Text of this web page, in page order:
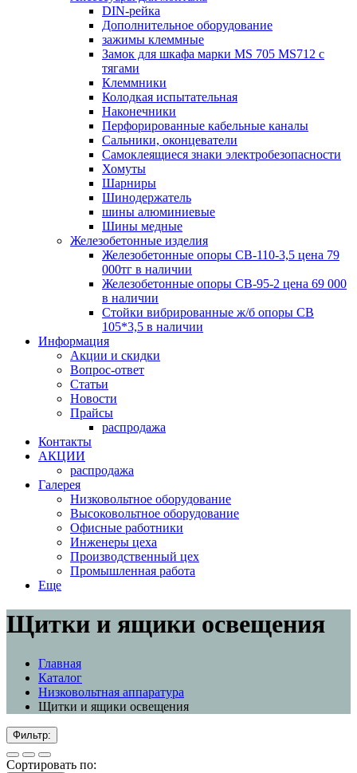
DIN-рейка
Дополнительное оборудование
зажимы клеммные
Замок для шкафа марки MS 705 MS712 с
тягами
Клеммники
Колодкая испытательная
Наконечники
Перфорированные кабельные каналы
Сальники, оконцеватели
Самоклеящиеся знаки электробезопасности
Хомуты
Шарниры
Шинодержатель
шины алюминиевые
Шины медные
Железобетонные изделия
Железобетонные опоры СВ-110-3,5 цена 79
000тг в наличии
Железобетонные опоры СВ-95-2 цена 69 000
в наличии
Стойки вибрированные ж/б опоры CВ
105*3,5 в наличии
Информация
Акции и скидки
Вопрос-ответ
Статьи
Новости
Прайсы
распродажа
Контакты
АКЦИИ
распродажа
Галерея
Низковольтное оборудование
Высоковольтное оборудование
Офисные работники
Инженеры цеха
Производственный цех
Промышленная работа
Еще
Щитки и ящики освещения
Главная
Каталог
Низковольтная аппаратура
Щитки и ящики освещения
Фильтр:
Сортировать по: